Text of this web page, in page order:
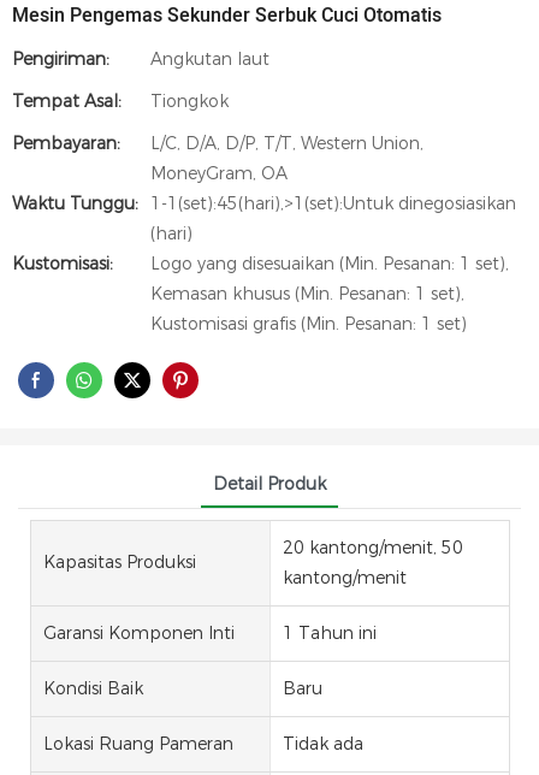
Mesin Pengemas Sekunder Serbuk Cuci Otomatis
Pengiriman:
Angkutan laut
Tempat Asal:
Tiongkok
Pembayaran:
L/C, D/A, D/P, T/T, Western Union,
MoneyGram, OA
Waktu Tunggu:
1-1(set):45(hari),>1(set):Untuk dinegosiasikan
(hari)
Kustomisasi:
Logo yang disesuaikan (Min. Pesanan: 1 set),
Kemasan khusus (Min. Pesanan: 1 set),
Kustomisasi grafis (Min. Pesanan: 1 set)
Detail Produk
Kapasitas Produksi
20 kantong/menit, 50
kantong/menit
Garansi Komponen Inti 1 Tahun ini
Kondisi Baik Baru
Lokasi Ruang Pameran Tidak ada